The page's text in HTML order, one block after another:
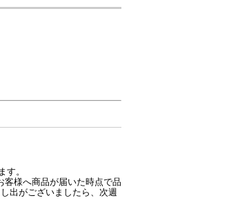
す。
客様へ商品が届いた時点で品
出がございましたら、次週